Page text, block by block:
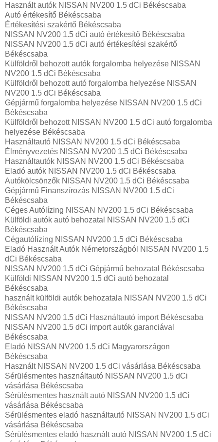
Használt autó‎k NISSAN NV200 1.5 dCi Békéscsaba
Autó értékesítő Békéscsaba
Értékesítési szakértő Békéscsaba
NISSAN NV200 1.5 dCi autó értékesítő Békéscsaba
NISSAN NV200 1.5 dCi autó értékesítési szakértő
Békéscsaba
Külföldről behozott autók forgalomba helyezése NISSAN
NV200 1.5 dCi Békéscsaba
Külföldről behozott autó forgalomba helyezése NISSAN
NV200 1.5 dCi Békéscsaba
Gépjármű forgalomba helyezése NISSAN NV200 1.5 dCi
Békéscsaba
Külföldről behozott NISSAN NV200 1.5 dCi autó forgalomba
helyezése Békéscsaba
Használtautó‎ NISSAN NV200 1.5 dCi Békéscsaba
Élményvezetés NISSAN NV200 1.5 dCi Békéscsaba
Használtautó‎k NISSAN NV200 1.5 dCi Békéscsaba
Eladó autók NISSAN NV200 1.5 dCi Békéscsaba
Autókölcsönzők NISSAN NV200 1.5 dCi Békéscsaba
Gépjármű Finanszírozás NISSAN NV200 1.5 dCi
Békéscsaba
Céges Autólízing NISSAN NV200 1.5 dCi Békéscsaba
Külföldi autók‎ autó behozatal NISSAN NV200 1.5 dCi
Békéscsaba
Cégautólízing NISSAN NV200 1.5 dCi Békéscsaba
Eladó Használt Autók Németországból NISSAN NV200 1.5
dCi Békéscsaba
NISSAN NV200 1.5 dCi Gépjármű behozatal Békéscsaba
Külföldi NISSAN NV200 1.5 dCi autó behozatal
Békéscsaba
használt külföldi autók behozatala NISSAN NV200 1.5 dCi
Békéscsaba
NISSAN NV200 1.5 dCi Használtautó import Békéscsaba
NISSAN NV200 1.5 dCi import autók garanciával
Békéscsaba
Eladó NISSAN NV200 1.5 dCi Magyarországon‎
Békéscsaba
Használt NISSAN NV200 1.5 dCi vásárlása Békéscsaba
Sérülésmentes használtautó NISSAN NV200 1.5 dCi
vásárlása Békéscsaba
Sérülésmentes használt autó NISSAN NV200 1.5 dCi
vásárlása Békéscsaba
Sérülésmentes eladó használtautó NISSAN NV200 1.5 dCi
vásárlása Békéscsaba
Sérülésmentes eladó használt autó NISSAN NV200 1.5 dCi